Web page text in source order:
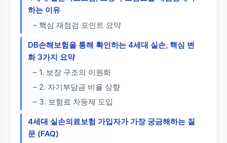
하는 이유
– 핵심 재점검 포인트 요약
DB손해보험을 통해 확인하는 4세대 실손, 핵심 변
화 3가지 요약
– 1. 보장 구조의 이원화
– 2. 자기부담금 비율 상향
– 3. 보험료 차등제 도입
4세대 실손의료보험 가입자가 가장 궁금해하는 질
문 (FAQ)